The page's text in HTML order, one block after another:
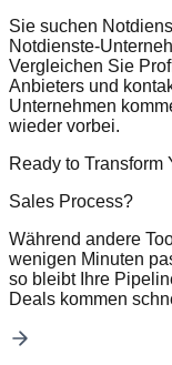
Sie suchen
Notdienste-
Vergleichen Sie
Anbieters und
Unternehmen
wieder vorbei.
Ready to Transform
Sales Process?
Während andere
wenigen Minuten
so bleibt Ihre
Deals kommen